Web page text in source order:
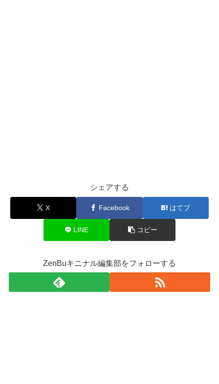
シェアする
X Facebook はてブ
LINE コピー
ZenBuキニナル編集部をフォローする